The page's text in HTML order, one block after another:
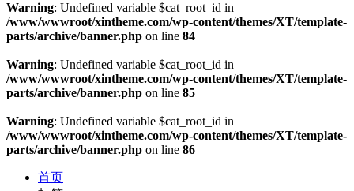
Warning: Undefined variable $cat_root_id in
/www/wwwroot/xintheme.com/wp-content/themes/XT/template-
parts/archive/banner.php on line 84
Warning: Undefined variable $cat_root_id in
/www/wwwroot/xintheme.com/wp-content/themes/XT/template-
parts/archive/banner.php on line 85
Warning: Undefined variable $cat_root_id in
/www/wwwroot/xintheme.com/wp-content/themes/XT/template-
parts/archive/banner.php on line 86
首页